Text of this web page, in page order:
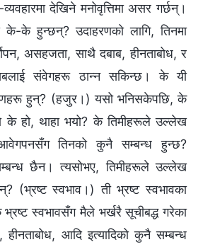
देखिने मनोवृत्तिमा असर गर्छन्।
के-के हुन्छन्? उदाहरणको लागि, तिनमा
असहजता, साथै दबाब, हीनताबोध, र
संवेगहरू ठान्‍न सकिन्छ। के यी
हुन्? (हजुर।) यसो भनिसकेपछि, के
के हो, थाहा भयो? के तिमीहरूले उल्‍लेख
आवेगपनसँग तिनको कुनै सम्‍बन्ध हुन्छ?
छैन। त्यसोभए, तिमीहरूले उल्‍लेख
(भ्रष्ट स्वभाव।) ती भ्रष्ट स्वभावका
स्वभावसँग मैले भर्खरै सूचीबद्ध गरेका
हीनताबोध, आदि इत्यादिको कुनै सम्‍बन्ध